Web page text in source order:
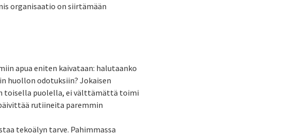
organisaatio on siirtämään
apua eniten kaivataan: halutaanko
huollon odotuksiin? Jokaisen
toisella puolella, ei välttämättä toimi
rutiineita paremmin
tekoälyn tarve. Pahimmassa